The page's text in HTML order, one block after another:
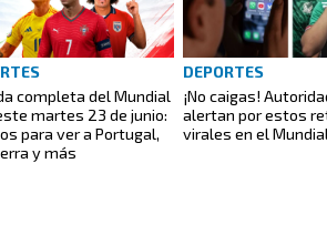
completa del Mundial
martes 23 de junio:
para ver a Portugal,
y más
DEPORTES
¡No caigas!
alertan por estos
virales en el